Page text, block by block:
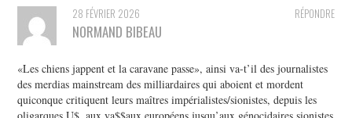
RÉPONDRE
28 FÉVRIER 2026
NORMAND BIBEAU
«Les chiens jappent et la caravane passe», ainsi va-t’il des journalistes
des merdias mainstream des milliardaires qui aboient et mordent
quiconque critiquent leurs maîtres impérialistes/sionistes, depuis les
oligarques U$, aux va$$aux européens jusqu’aux génocidaires sionistes